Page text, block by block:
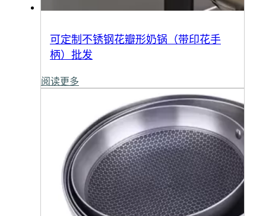
可定制不锈钢花瓣形奶锅（带印花手
柄）批发
阅读更多